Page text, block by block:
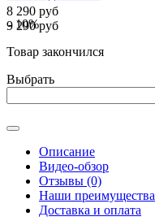
8 290 руб
9 290 руб
- 10%
Товар закончился
Выбрать
Описание
Видео-обзор
Отзывы (0)
Наши преимущества
Доставка и оплата